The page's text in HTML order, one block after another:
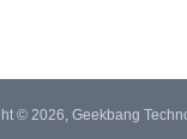
© 2026, Geekbang